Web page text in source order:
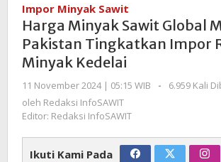
Global
Melonjak,
Pakistan
Impor
Kedelai
Impor Minyak Sawit
Harga Minyak Sawit Global
Pakistan Tingkatkan Impor
Minyak Kedelai
11 November 2024 | 05:15 WIB
oleh
-
6.959 Kali
oleh Redaksi InfoSAWIT
Editor: Redaksi InfoSAWIT
Ikuti Kami Pada